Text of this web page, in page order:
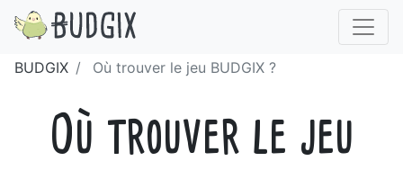
BUDGIX Où trouver le jeu BUDGIX ?
Où trouver le jeu